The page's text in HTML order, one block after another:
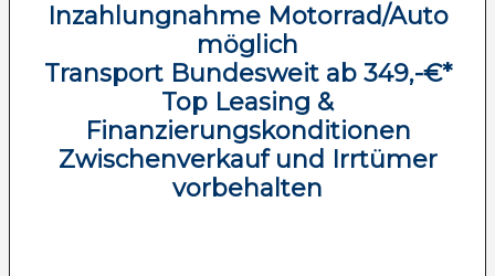
Inzahlungnahme Motorrad/Auto
möglich
Transport Bundesweit ab 349,-€*
Top Leasing &
Finanzierungskonditionen
Zwischenverkauf und Irrtümer
vorbehalten